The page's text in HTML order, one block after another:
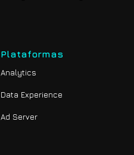
Plataformas
Analytics
Data Experience
Ad Server